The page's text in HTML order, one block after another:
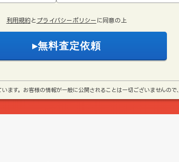
利用規約 と プライバシーポリシー に同意の上
ます。お客様の情報が一般に公開されることは一切ございませんの